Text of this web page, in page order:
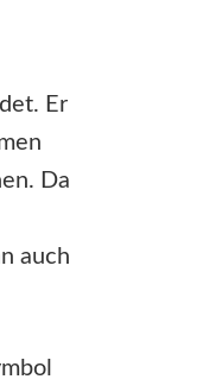
Er
Da
auch